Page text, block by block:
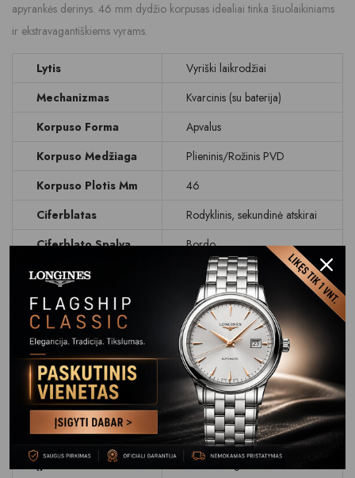
apyrankės derinys. 46 mm dydžio korpusas idealiai tinka šiuolaikiniams
ir ekstravagantiškiems vyrams.
Lytis
Vyriški laikrodžiai
Mechanizmas
Kvarcinis (su baterija)
Korpuso Forma
Apvalus
Korpuso Medžiaga
Plieninis/Rožinis PVD
Korpuso Plotis Mm
46
Ciferblatas
Rodyklinis, sekundinė atskirai
Ciferblato Spalva
Bordo
Stikliukas
Safyrinis
Atsparumas
Vandeniui
WR 30M (3 BAR)
Apyrankė Dirželis
Odinis dirželis
Apyrankės
Užsegimas
Su gamintojo logotipu
Garantija
24 mėn.
Firminė orginali laikrodžio